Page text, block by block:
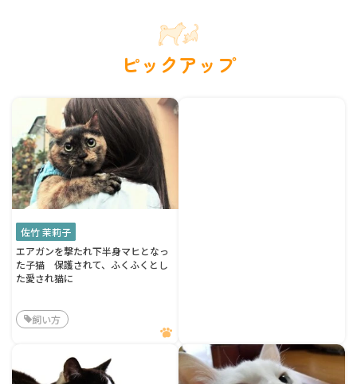
ピックアップ
佐竹 茉莉子
エアガンを撃たれ下半身マヒとなっ
た子猫 保護されて、ふくふくとし
た愛され猫に
飼い方